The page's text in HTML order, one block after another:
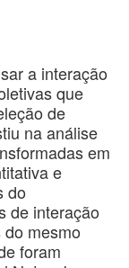
a interação
que
de
na análise
em
e
do
de interação
mesmo
foram